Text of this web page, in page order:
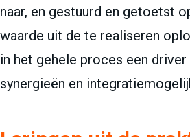
naar, en gestuurd en getoetst
waarde uit de te realiseren
in het gehele proces een
synergieën en